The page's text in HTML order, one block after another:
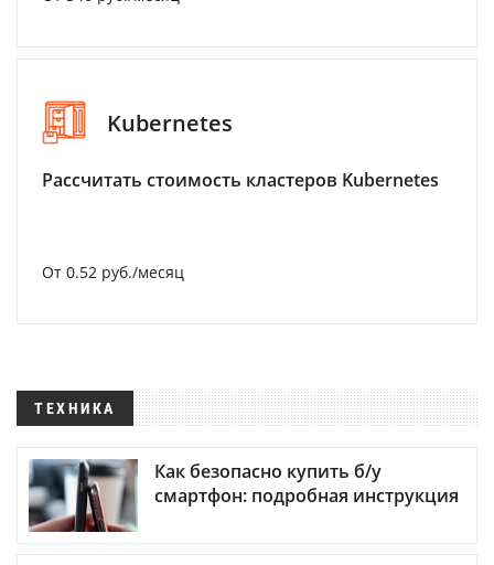
Kubernetes
Рассчитать стоимость кластеров Kubernetes
От 0.52 руб./месяц
ТЕХНИКА
Как безопасно купить б/у
смартфон: подробная инструкция